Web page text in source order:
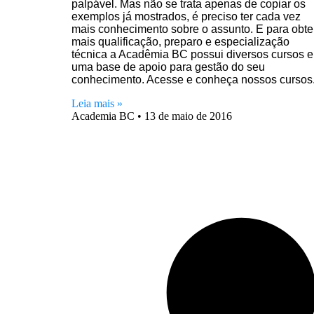
palpável. Mas não se trata apenas de copiar os
exemplos já mostrados, é preciso ter cada vez
mais conhecimento sobre o assunto. E para
mais qualificação, preparo e especialização
técnica a Acadêmia BC possui diversos cursos e
uma base de apoio para gestão do seu
conhecimento. Acesse e conheça nossos
Leia mais »
Academia BC
13 de maio de 2016